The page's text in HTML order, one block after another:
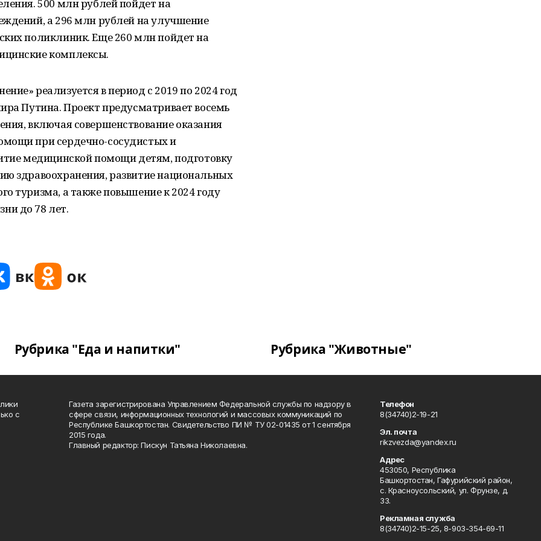
500 млн рублей пойдет на
а 296 млн рублей на улучшение
поликлиник. Еще 260 млн пойдет на
комплексы.
реализуется в период с 2019 по 2024 год
Путина. Проект предусматривает восемь
включая совершенствование оказания
при сердечно-сосудистых и
медицинской помощи детям, подготовку
здравоохранения, развитие национальных
туризма, а также повышение к 2024 году
до 78 лет.
Рубрика "Еда и напитки" Рубрика "Животные"
с
Газета зарегистрирована Управлением Федеральной службы по надзору в
сфере связи, информационных технологий и массовых коммуникаций по
Республике Башкортостан. Свидетельство ПИ № ТУ 02-01435 от 1 сентября
2015 года.
Главный редактор: Пискун Татьяна Николаевна.
Телефон
8(34740)2-19-21
Эл. почта
rikzvezda@yandex.ru
Адрес
453050, Республика
Башкортостан, Гафурийский район,
с. Красноусольский, ул. Фрунзе, д.
33.
Рекламная служба
8(34740)2-15-25, 8-903-354-69-11